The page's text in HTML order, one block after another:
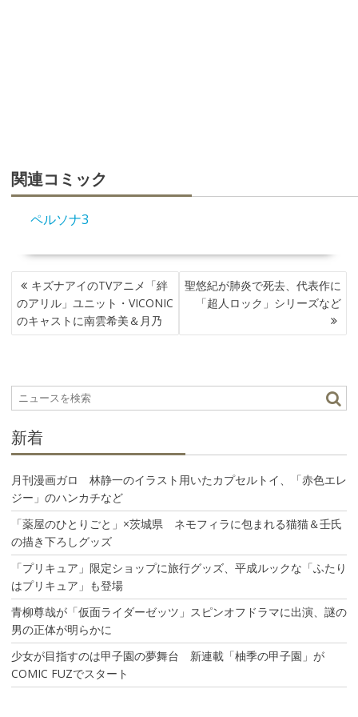
関連コミック
ペルソナ3
投
稿
ナ
ビ
シ
ョ
キズナアイのTVアニメ「絆
のアリル」ユニット・VICONIC
のキャストに南雲希美＆月乃
聖悠紀が肺炎で死去、代表作に
「超人ロック」シリーズなど
新着
月刊漫画ガロ 林静一のイラスト用いたカプセルトイ、「赤色エレ
ジー」のハンカチなど
「薬屋のひとりごと」×茨城県 ネモフィラに包まれる猫猫＆壬氏
の描き下ろしグッズ
「プリキュア」限定ショップに旅行グッズ、平成ルックな「ふたり
はプリキュア」も登場
青柳尊哉が「仮面ライダーゼッツ」スピンオフドラマに出演、謎の
男の正体が明らかに
少女が目指すのは甲子園の夢舞台 新連載「柚季の甲子園」が
COMIC FUZでスタート